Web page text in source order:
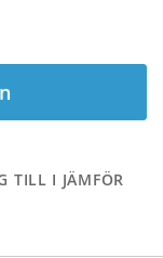
TILL I JÄMFÖR